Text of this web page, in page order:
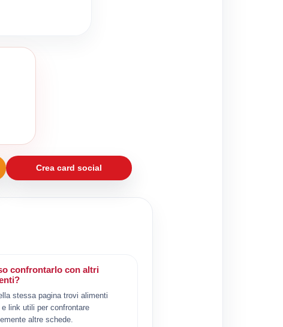
Crea card social
confrontarlo con altri
stessa pagina trovi alimenti
link utili per confrontare
altre schede.